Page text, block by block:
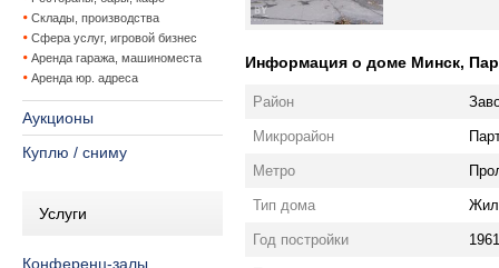
Склады, производства
Сфера услуг, игровой бизнес
Аренда гаража, машиноместа
Аренда юр. адреса
Аукционы
Куплю / сниму
Услуги
Конференц-залы
Информация о доме Минск,
Район
Микрорайон
Метро
Тип дома
Год постройки 1961